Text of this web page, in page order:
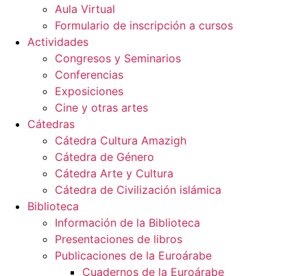
Aula Virtual
Formulario de inscripción a cursos
Actividades
Congresos y Seminarios
Conferencias
Exposiciones
Cine y otras artes
Cátedras
Cátedra Cultura Amazigh
Cátedra de Género
Cátedra Arte y Cultura
Cátedra de Civilización islámica
Biblioteca
Información de la Biblioteca
Presentaciones de libros
Publicaciones de la Euroárabe
Cuadernos de la Euroárabe